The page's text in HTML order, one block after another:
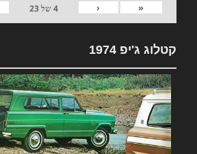
«
‹
4של23
קטלוג ג'יפ 1974